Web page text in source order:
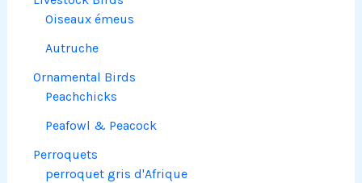
Oiseaux émeus
Autruche
Ornamental Birds
Peachchicks
Peafowl & Peacock
Perroquets
perroquet gris d'Afrique